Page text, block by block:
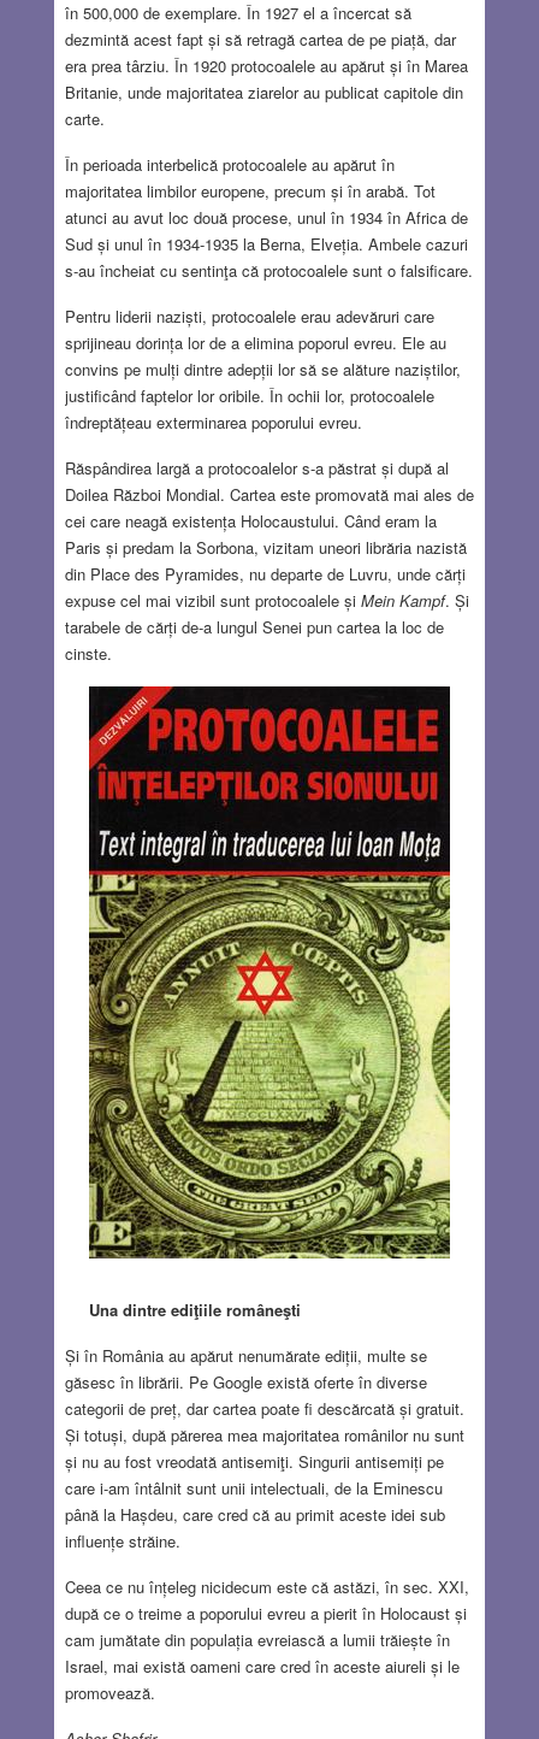
în 500,000 de exemplare. În 1927 el a încercat să
dezmintă acest fapt și să retragă cartea de pe piață, dar
era prea târziu. În 1920 protocoalele au apărut și în Marea
Britanie, unde majoritatea ziarelor au publicat capitole din
carte.
În perioada interbelică protocoalele au apărut în
majoritatea limbilor europene, precum și în arabă. Tot
atunci au avut loc două procese, unul în 1934 în Africa de
Sud și unul în 1934-1935 la Berna, Elveția. Ambele cazuri
s-au încheiat cu sentinţa că protocoalele sunt o falsificare.
Pentru liderii naziști, protocoalele erau adevăruri care
sprijineau dorința lor de a elimina poporul evreu. Ele au
convins pe mulți dintre adepții lor să se alăture naziștilor,
justificând faptelor lor oribile. În ochii lor, protocoalele
îndreptățeau exterminarea poporului evreu.
Răspândirea largă a protocoalelor s-a păstrat și după al
Doilea Război Mondial. Cartea este promovată mai ales de
cei care neagă existența Holocaustului. Când eram la
Paris și predam la Sorbona, vizitam uneori librăria nazistă
din Place des Pyramides, nu departe de Luvru, unde cărți
expuse cel mai vizibil sunt protocoalele și Mein Kampf. Și
tarabele de cărți de-a lungul Senei pun cartea la loc de
cinste.
Una dintre ediţiile româneşti
Și în România au apărut nenumărate ediții, multe se
găsesc în librării. Pe Google există oferte în diverse
categorii de preț, dar cartea poate fi descărcată și gratuit.
Și totuși, după părerea mea majoritatea românilor nu sunt
și nu au fost vreodată antisemiţi. Singurii antisemiți pe
care i-am întâlnit sunt unii intelectuali, de la Eminescu
până la Hașdeu, care cred că au primit aceste idei sub
influențe străine.
Ceea ce nu înțeleg nicidecum este că astăzi, în sec. XXI,
după ce o treime a poporului evreu a pierit în Holocaust și
cam jumătate din populația evreiască a lumii trăiește în
Israel, mai există oameni care cred în aceste aiureli și le
promovează.